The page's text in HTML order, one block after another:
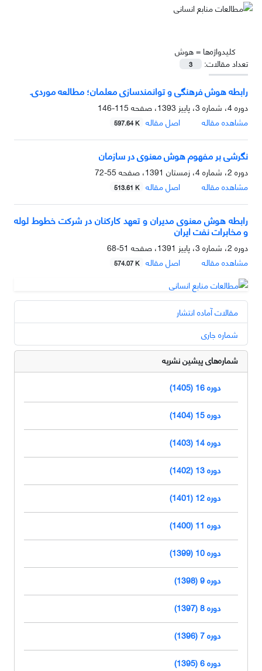
کلیدواژه‌ها =هوش
تعداد مقالات:
3
رابطه هوش فرهنگی و توانمندسازی معلمان؛ مطالعه موردی.
دوره 4، شماره 3، پاییز 1393، صفحه
115-146
مشاهده مقاله
اصل مقاله 597.64 K
نگرشی بر مفهوم هوش معنوی در سازمان
دوره 2، شماره 4، زمستان 1391، صفحه
55-72
مشاهده مقاله
اصل مقاله 513.61 K
رابطه هوش معنوی مدیران و تعهد کارکنان در شرکت خطوط لوله
و مخابرات نفت ایران
دوره 2، شماره 3، پاییز 1391، صفحه
51-68
مشاهده مقاله
اصل مقاله 574.07 K
مقالات آماده انتشار
شماره جاری
شماره‌های پیشین نشریه
دوره 16 (1405)
دوره 15 (1404)
دوره 14 (1403)
دوره 13 (1402)
دوره 12 (1401)
دوره 11 (1400)
دوره 10 (1399)
دوره 9 (1398)
دوره 8 (1397)
دوره 7 (1396)
دوره 6 (1395)